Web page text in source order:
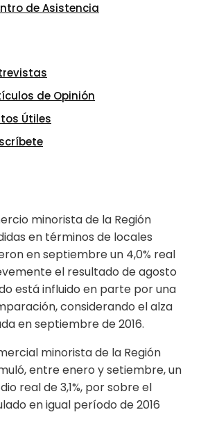
de Asistencia
de Opinión
Útiles
minorista de la Región
en términos de locales
en septiembre un 4,0% real
el resultado de agosto
está influido en parte por una
considerando el alza
en septiembre de 2016.
minorista de la Región
entre enero y setiembre, un
real de 3,1%, por sobre el
en igual período de 2016